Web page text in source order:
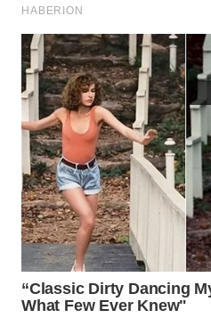
WN
SURABAYA
WN
NATUNA
WN
BINTAN
WN
MANDALIKA
WN
LIKUPANG